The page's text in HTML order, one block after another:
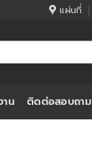
แผ่นที่
น ติดต่อสอบถาม